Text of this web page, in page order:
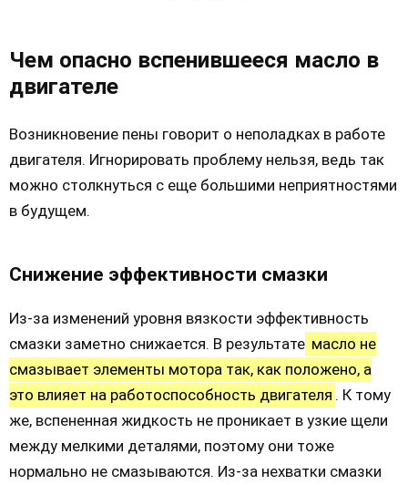
Чем опасно вспенившееся масло в
двигателе
Возникновение пены говорит о неполадках в работе
двигателя. Игнорировать проблему нельзя, ведь так
можно столкнуться с еще большими неприятностями
в будущем.
Снижение эффективности смазки
Из-за изменений уровня вязкости эффективность
смазки заметно снижается. В результате масло не
смазывает элементы мотора так, как положено, а
это влияет на работоспособность двигателя . К тому
же, вспененная жидкость не проникает в узкие щели
между мелкими деталями, поэтому они тоже
нормально не смазываются. Из-за нехватки смазки